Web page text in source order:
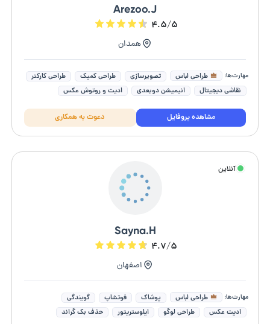
Arezoo.J
۴.۵/۵
همدان
مهارت‌ها: طراحی لباس تصویرسازی طراحی کمیک
طراحی کارکتر
نقاشی دیجیتال
انیمیشن دوبعدی
ادیت و روتوش عکس
طراحی آلبوم و ژورنال های متفاو
مشاهده پروفایل دعوت به همکاری
آنلاین
Sayna.H
۴.۷/۵
اصفهان
مهارت‌ها: طراحی لباس پوشاک فوتشاپ
گویندگی
ادیت عکس
طراحی لوگو ایلوستریتور
حذف بک گراند